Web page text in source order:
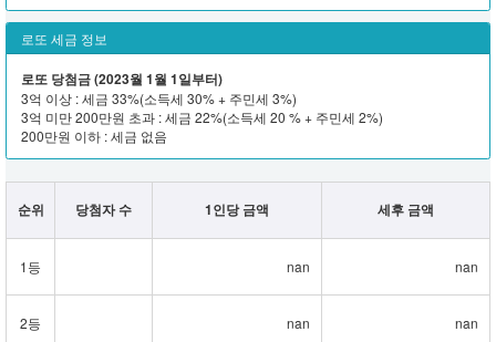
로또 세금 정보
로또 당첨금 (2023월 1월 1일부터)
3억 이상 : 세금 33%(소득세 30% + 주민세 3%)
3억 미만 200만원 초과 : 세금 22%(소득세 20 % + 주민세 2%)
200만원 이하 : 세금 없음
순위 당첨자 수 1인당 금액 세후 금액
1등 nan nan
2등 nan nan